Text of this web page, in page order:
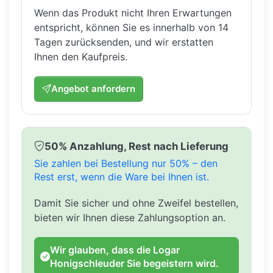
Wenn das Produkt nicht Ihren Erwartungen
entspricht, können Sie es innerhalb von 14
Tagen zurücksenden, und wir erstatten
Ihnen den Kaufpreis.
Angebot anfordern
50% Anzahlung, Rest nach Lieferung
Sie zahlen bei Bestellung nur 50% – den
Rest erst, wenn die Ware bei Ihnen ist.
Damit Sie sicher und ohne Zweifel bestellen,
bieten wir Ihnen diese Zahlungsoption an.
Wir glauben, dass die Logar
Honigschleuder Sie begeistern wird.